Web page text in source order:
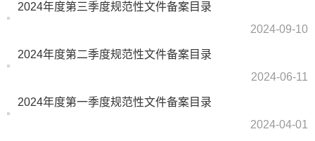
2024年度第三季度规范性文件备案目录
2024-09-10
2024年度第二季度规范性文件备案目录
2024-06-11
2024年度第一季度规范性文件备案目录
2024-04-01